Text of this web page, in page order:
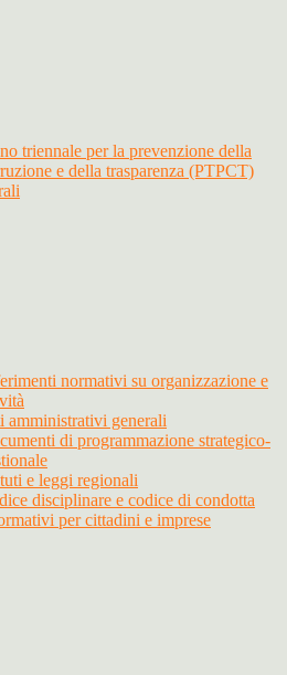
triennale per la prevenzione della
e della trasparenza (PTPCT)
normativi su organizzazione e
amministrativi generali
di programmazione strategico-
e leggi regionali
disciplinare e codice di condotta
per cittadini e imprese